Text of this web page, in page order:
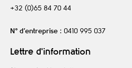
+32 (0)65 84 70 44
N° d’entreprise : 0410 995 037
Lettre d'information